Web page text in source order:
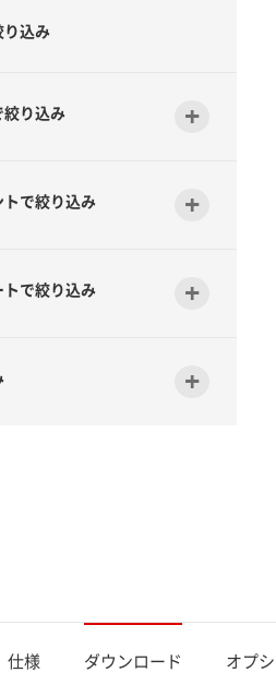
り込み
絞り込み +
で絞り込み +
で絞り込み +
+
仕様 ダウンロード オプ